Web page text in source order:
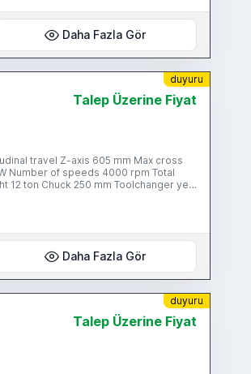
Daha Fazla Gör
duyuru
Talep Üzerine Fiyat
travel Z-axis 605 mm Max cross
Number of speeds 4000 rpm Total
12 ton Chuck 250 mm Toolchanger yes
Daha Fazla Gör
duyuru
Talep Üzerine Fiyat